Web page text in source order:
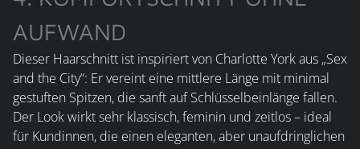
AUFWAND
Dieser Haarschnitt ist inspiriert von Charlotte York aus „Sex
and the City“: Er vereint eine mittlere Länge mit minimal
gestuften Spitzen, die sanft auf Schlüsselbeinlänge fallen.
Der Look wirkt sehr klassisch, feminin und zeitlos – ideal
für Kundinnen, die einen eleganten, aber unaufdringlichen